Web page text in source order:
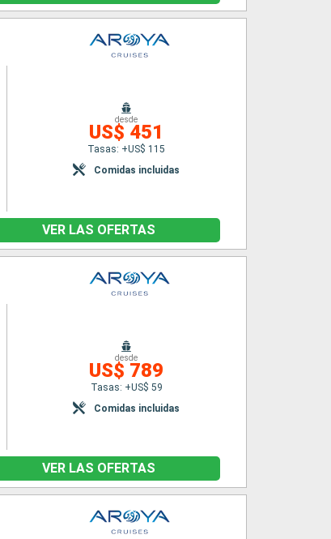
desde
US$ 451
Tasas: +US$ 115
Comidas incluidas
VER LAS OFERTAS
desde
US$ 789
Tasas: +US$ 59
Comidas incluidas
VER LAS OFERTAS